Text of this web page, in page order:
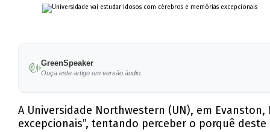
GreenSpeaker
Ouça este artigo em versão áudio.
A Universidade Northwestern (UN), em
excepcionais”, tentando perceber o porquê